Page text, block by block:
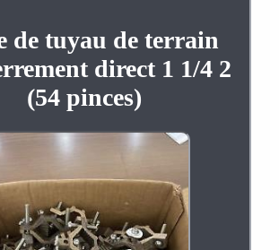
de tuyau de terrain
direct 1 1/4 2
(54 pinces)